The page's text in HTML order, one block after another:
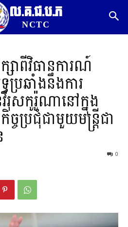
ល.គ.ជ.ប.ភ
NCTC
ាពីវិធានការណ៍
ប្រឆាំងនឹងការ
រុសកូរ៉ូណានៅក្នុង
ចប្រជុំជាមួយមន្រ្តីជា
0